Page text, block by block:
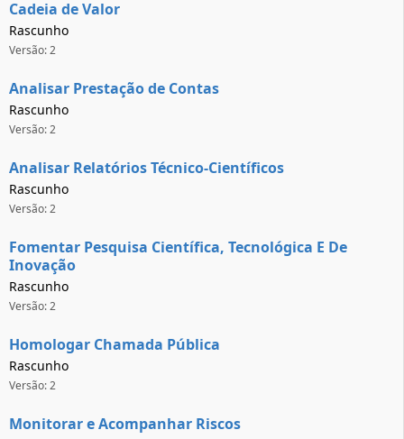
Cadeia de Valor
Rascunho
Versão: 2
Analisar Prestação de Contas
Rascunho
Versão: 2
Analisar Relatórios Técnico-Científicos
Rascunho
Versão: 2
Fomentar Pesquisa Científica, Tecnológica E De
Inovação
Rascunho
Versão: 2
Homologar Chamada Pública
Rascunho
Versão: 2
Monitorar e Acompanhar Riscos